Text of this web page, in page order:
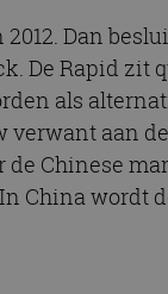
Dan
De Rapid zit
als
aan de
Chinese
China wordt